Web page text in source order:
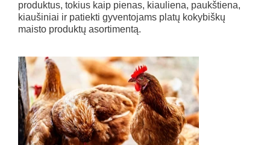
produktus, tokius kaip pienas, kiauliena, paukštiena,
kiaušiniai ir patiekti gyventojams platų kokybiškų
maisto produktų asortimentą.